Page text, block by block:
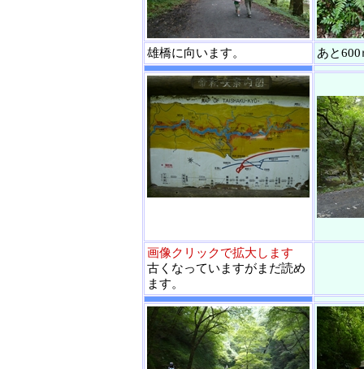
雄橋に向います。 あと600
画像クリックで拡大します
古くなっていますがまだ読め
ます。